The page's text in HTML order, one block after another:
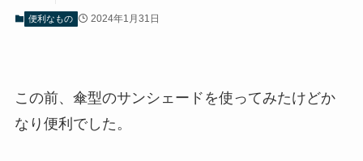
便利なもの 2024年1月31日
この前、傘型のサンシェードを使ってみたけどか
なり便利でした。